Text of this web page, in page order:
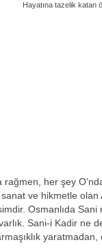
Hayatına tazelik katan
her şey
ve hikmetle olan
Osmanlıda
Sani-i Kadir ne
yaratmadan,